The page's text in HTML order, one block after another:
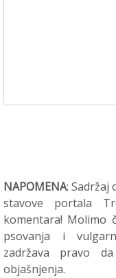
NAPOMENA: Sadržaj
stavove portala
komentara! Molimo
psovanja i
zadržava pravo
objašnjenja.